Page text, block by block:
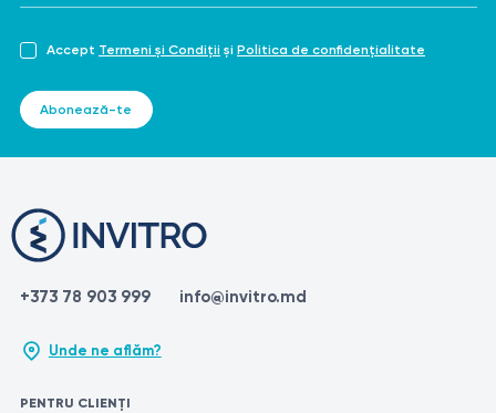
Accept Termeni și Condiții și Politica de confidențialitate
Abonează-te
+373 78 903 999 info@invitro.md
Unde ne aflăm?
PENTRU CLIENȚI